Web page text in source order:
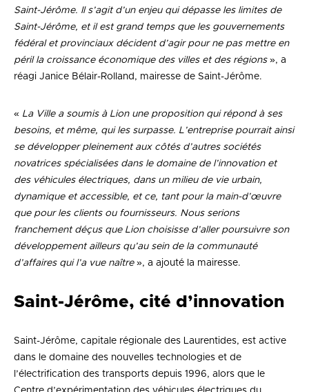
Saint-Jérôme. Il s’agit d’un enjeu qui dépasse les limites de
Saint-Jérôme, et il est grand temps que les gouvernements
fédéral et provinciaux décident d’agir pour ne pas mettre en
péril la croissance économique des villes et des régions», a
réagi Janice Bélair-Rolland, mairesse de Saint-Jérôme.
« La Ville a soumis à Lion une proposition qui répond à ses
besoins, et même, qui les surpasse. L’entreprise pourrait ainsi
se développer pleinement aux côtés d’autres sociétés
novatrices spécialisées dans le domaine de l’innovation et
des véhicules électriques, dans un milieu de vie urbain,
dynamique et accessible, et ce, tant pour la main-d’œuvre
que pour les clients ou fournisseurs. Nous serions
franchement déçus que Lion choisisse d’aller poursuivre son
développement ailleurs qu’au sein de la communauté
d’affaires qui l’a vue naître», a ajouté la mairesse.
Saint-Jérôme, cité d’innovation
Saint-Jérôme, capitale régionale des Laurentides, est active
dans le domaine des nouvelles technologies et de
l’électrification des transports depuis 1996, alors que le